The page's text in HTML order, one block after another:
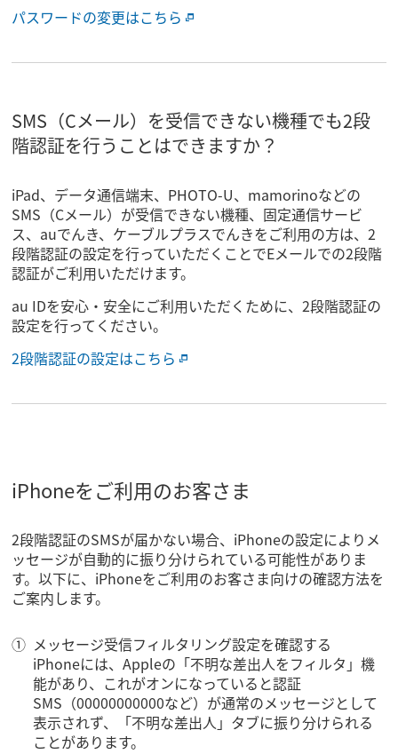
パスワードの変更はこちら
SMS（Cメール）を受信できない機種でも2段
階認証を行うことはできますか？
iPad、データ通信端末、PHOTO-U、mamorinoなどの
SMS（Cメール）が受信できない機種、固定通信サービ
ス、auでんき、ケーブルプラスでんきをご利用の方は、2
段階認証の設定を行っていただくことでEメールでの2段階
認証がご利用いただけます。
au IDを安心・安全にご利用いただくために、2段階認証の
設定を行ってください。
2段階認証の設定はこちら
iPhoneをご利用のお客さま
2段階認証のSMSが届かない場合、iPhoneの設定によりメ
ッセージが自動的に振り分けられている可能性がありま
す。以下に、iPhoneをご利用のお客さま向けの確認方法を
ご案内します。
メッセージ受信フィルタリング設定を確認する
iPhoneには、Appleの「不明な差出人をフィルタ」機
能があり、これがオンになっていると認証
SMS（00000000000など）が通常のメッセージとして
表示されず、「不明な差出人」タブに振り分けられる
ことがあります。